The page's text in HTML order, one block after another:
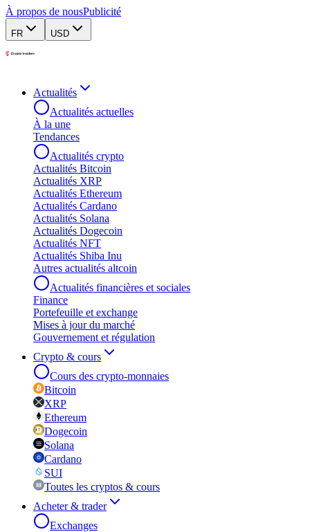
À propos de nousPublicité
FR USD
Actualités
Actualités actuelles
À la une
Tendances
Actualités crypto
Actualités Bitcoin
Actualités XRP
Actualités Ethereum
Actualités Cardano
Actualités Solana
Actualités Dogecoin
Actualités NFT
Actualités Shiba Inu
Autres actualités altcoin
Actualités financières et sociales
Finance
Portefeuille et exchange
Mises à jour du marché
Gouvernement et régulation
Crypto & cours
Cours des crypto-monnaies
Bitcoin
XRP
Ethereum
Dogecoin
Solana
Cardano
SUI
Toutes les cryptos & cours
Acheter & trader
Exchanges